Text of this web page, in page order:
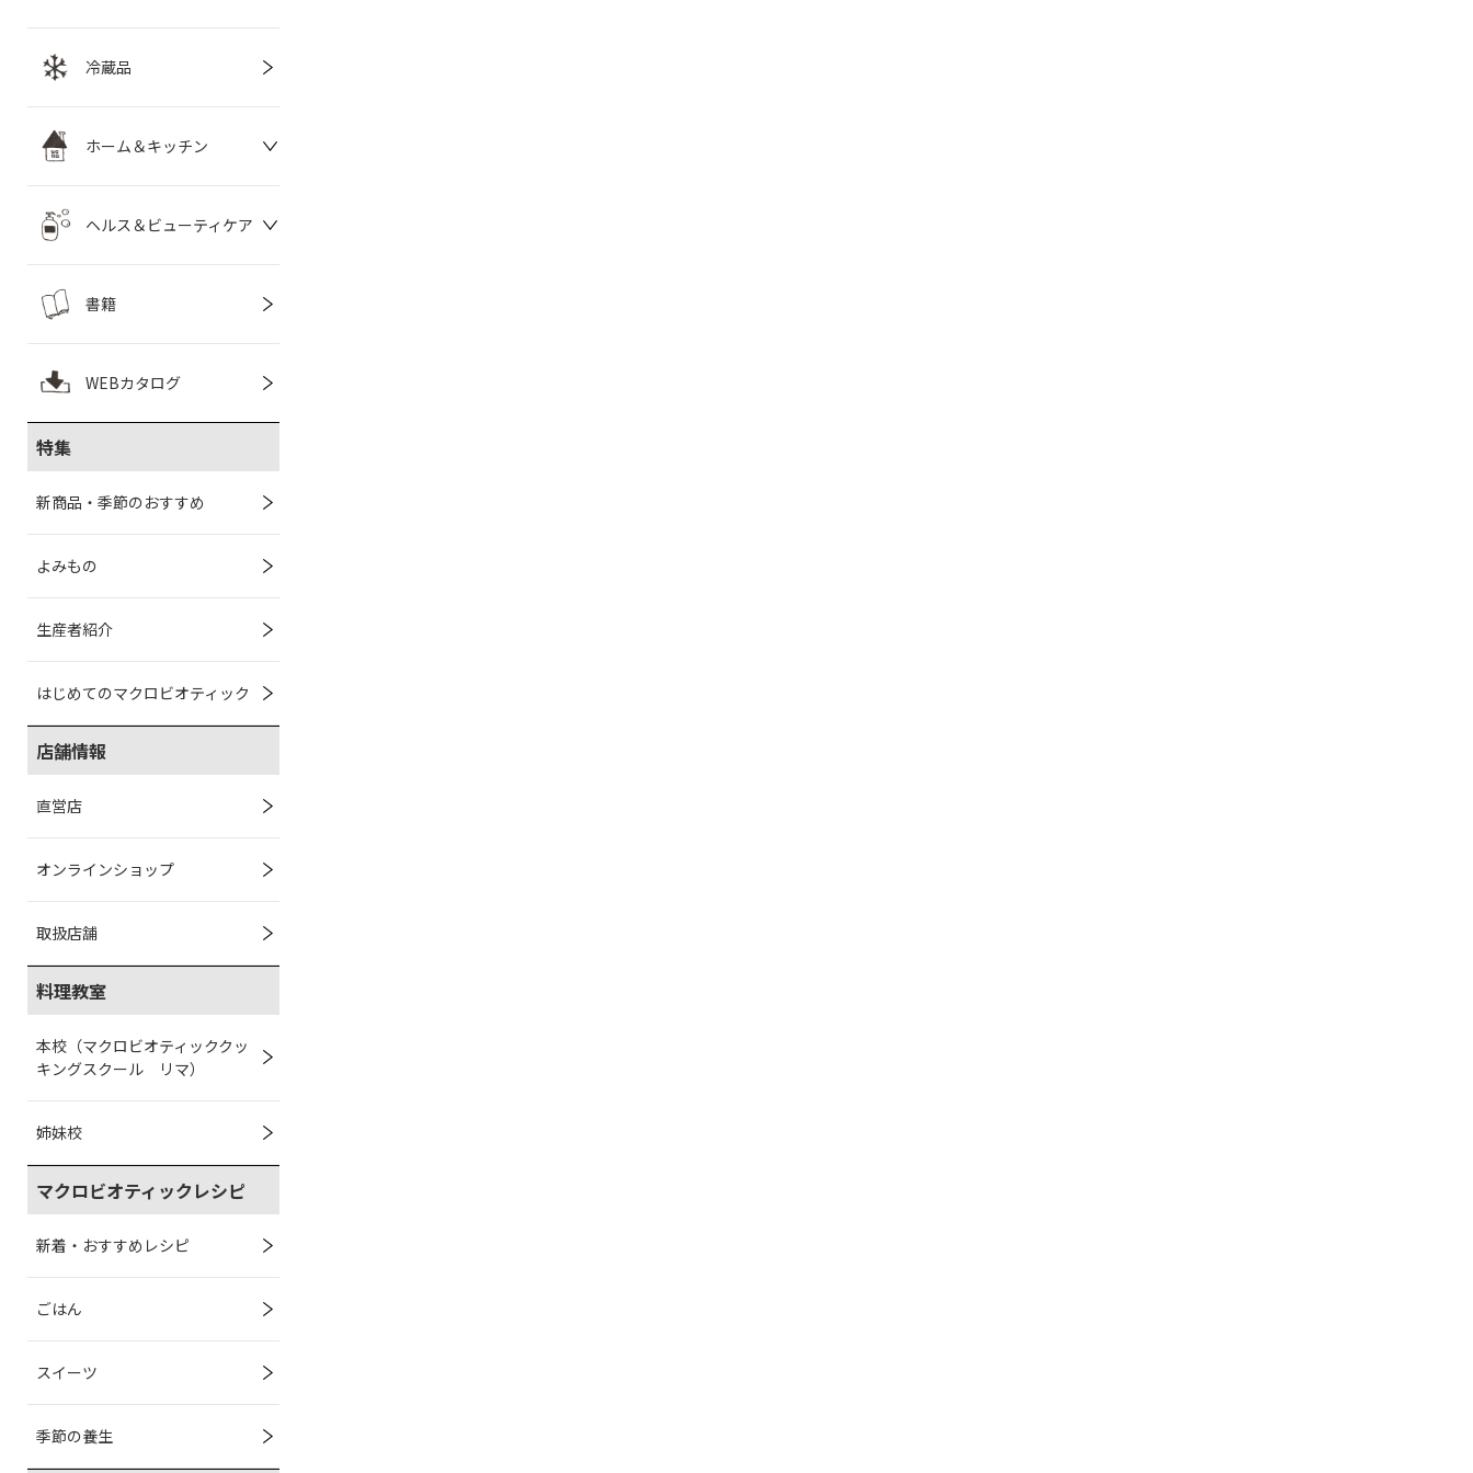
冷蔵品
ホーム＆キッチン
ヘルス＆ビューティケア
書籍
WEBカタログ
特集
新商品・季節のおすすめ
よみもの
生産者紹介
はじめてのマクロビオティック
店舗情報
直営店
オンラインショップ
取扱店舗
料理教室
本校（マクロビオティッククッ
キングスクール リマ）
姉妹校
マクロビオティックレシピ
新着・おすすめレシピ
ごはん
スイーツ
季節の養生